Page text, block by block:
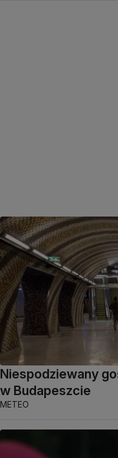
Niespodziewany
w Budapeszcie
METEO